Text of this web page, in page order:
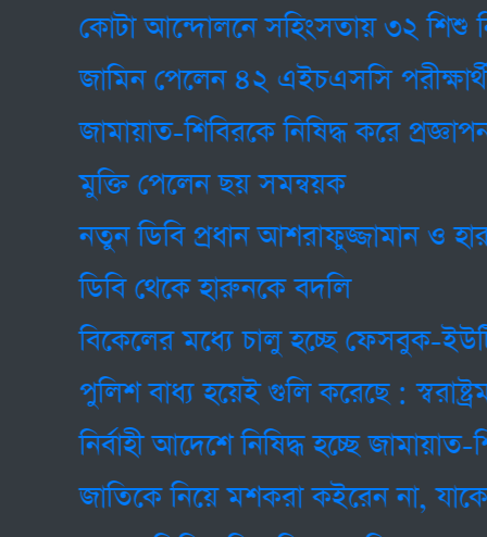
কোটা আন্দোলনে সহিংসতায় ৩২ শিশু
জামিন পেলেন ৪২ এইচএসসি পরীক্ষার্থী
জামায়াত-শিবিরকে নিষিদ্ধ করে প্রজ্ঞাপন
মুক্তি পেলেন ছয় সমন্বয়ক
নতুন ডিবি প্রধান আশরাফুজ্জামান ও হারুন
ডিবি থেকে হারুনকে বদলি
বিকেলের মধ্যে চালু হচ্ছে ফেসবুক-
পুলিশ বাধ্য হয়েই গুলি করেছে : স্বরাষ্ট্রমন্ত্রী
নির্বাহী আদেশে নিষিদ্ধ হচ্ছে জামায়াত-শিবির
জাতিকে নিয়ে মশকরা কইরেন না, যাকে